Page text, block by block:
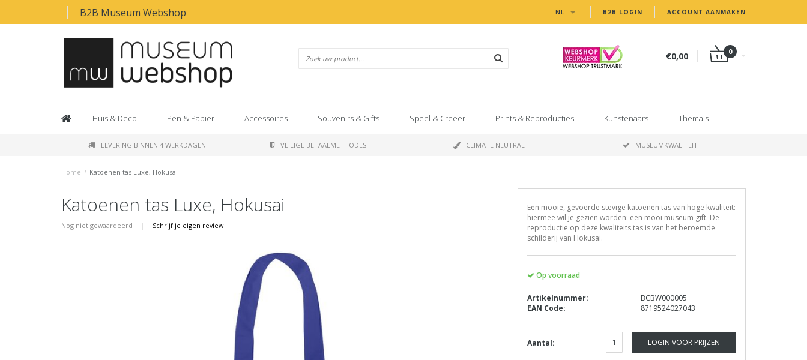
B2B Museum Webshop B2B LOGIN ACCOUNT AANMAKEN
NL
€0,00 0
Huis & Deco Pen & Papier Accessoires Souvenirs & Gifts Speel & Creëer Prints & Reproducties Kunstenaars Thema's
LEVERING BINNEN 4 WERKDAGEN VEILIGE BETAALMETHODES CLIMATE NEUTRAL MUSEUMKWALITEIT
Home / Katoenen tas Luxe, Hokusai
Katoenen tas Luxe, Hokusai
Nog niet gewaardeerd | Schrijf je eigen review
Een mooie, gevoerde stevige katoenen tas van hoge kwaliteit:
hiermee wil je gezien worden: een mooi museum gift. De
reproductie op deze kwaliteits tas is van het beroemde
schilderij van Hokusai.
Op voorraad
Artikelnummer:
BCBW000005
EAN Code:
8719524027043
Aantal: LOGIN VOOR PRIJZEN